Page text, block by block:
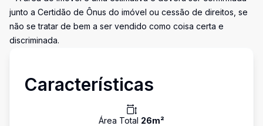
junto a Certidão de Ônus do imóvel ou cessão de direitos, se
não se tratar de bem a ser vendido como coisa certa e
discriminada.
Características
Área Total 26m²